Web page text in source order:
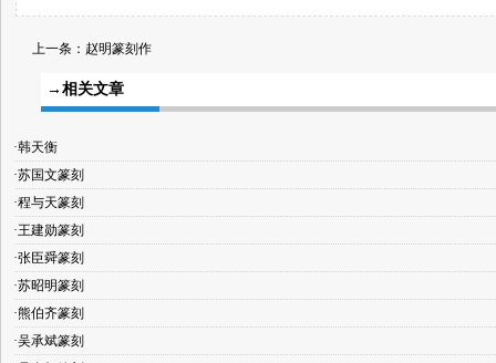
上一条： 赵明篆刻作
→相关文章
·韩天衡
·苏国文篆刻
·程与天篆刻
·王建勋篆刻
·张臣舜篆刻
·苏昭明篆刻
·熊伯齐篆刻
·吴承斌篆刻